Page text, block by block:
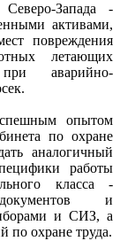
Запада -
активами,
повреждения
летающих
аварийно-
опытом
по охране
аналогичный
работы
класса -
документов и
и СИЗ, а
по охране труда.